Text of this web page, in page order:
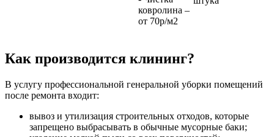
ковролина –
от 70р/м2
Как производится клининг?
В услугу профессиональной генеральной уборки помещений
после ремонта входит:
вывоз и утилизация строительных отходов, которые
запрещено выбрасывать в обычные мусорные баки;